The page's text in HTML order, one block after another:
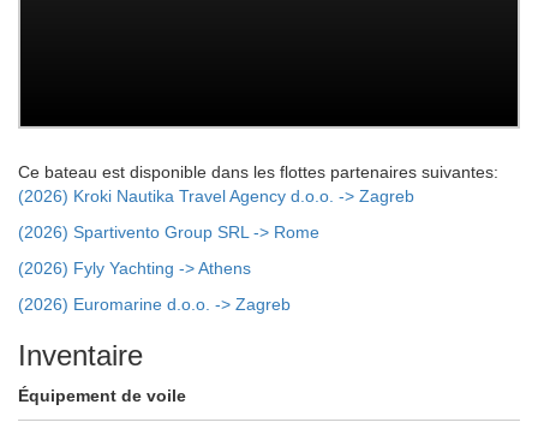
Ce bateau est disponible dans les flottes partenaires suivantes:
(2026) Kroki Nautika Travel Agency d.o.o. -> Zagreb
(2026) Spartivento Group SRL -> Rome
(2026) Fyly Yachting -> Athens
(2026) Euromarine d.o.o. -> Zagreb
Inventaire
Équipement de voile